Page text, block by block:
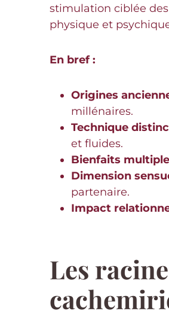
stimulation ciblée
physique et
En bref :
Origines
millénaires.
Technique
et fluides.
Bienfaits
Dimension
partenaire.
Impact
Les